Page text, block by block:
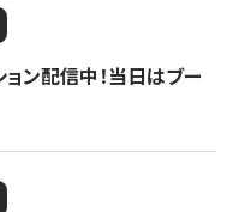
ン配信中！当日はブー